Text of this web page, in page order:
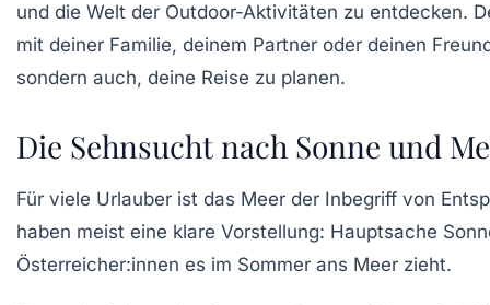
und die Welt der Outdoor-Aktivitäten zu entdecken.
mit deiner Familie, deinem Partner oder deinen
sondern auch, deine Reise zu planen.
Die Sehnsucht nach Sonne und
Für viele Urlauber ist das Meer der Inbegriff von
haben meist eine klare Vorstellung: Hauptsache
Österreicher:innen es im Sommer ans Meer zieht.